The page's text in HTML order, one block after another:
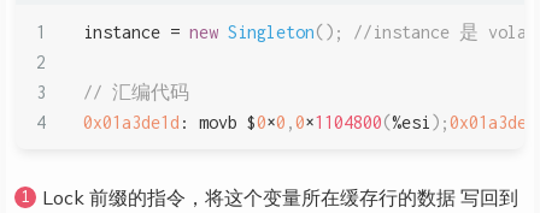
instance = new Singleton() ; //instance 是
// 汇编代码
0x01a3de1d : movb $0×0 ,0×1104800(%esi ) ;
Lock 前缀的指令，将这个变量所在缓存行的数据 写回到